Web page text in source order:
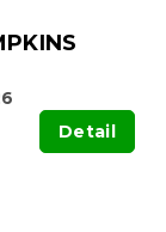
Detail